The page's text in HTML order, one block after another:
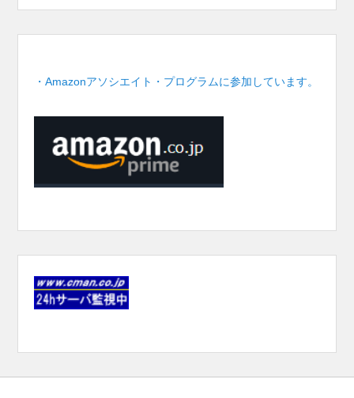
・Amazonアソシエイト・プログラムに参加しています。